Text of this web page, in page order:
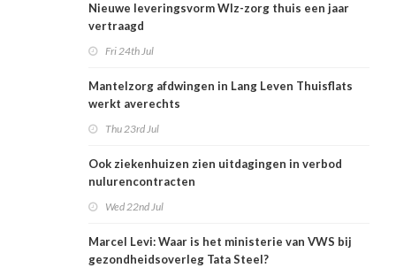
Nieuwe leveringsvorm Wlz-zorg thuis een jaar
vertraagd
Fri 24th Jul
Mantelzorg afdwingen in Lang Leven Thuisflats
werkt averechts
Thu 23rd Jul
Ook ziekenhuizen zien uitdagingen in verbod
nulurencontracten
Wed 22nd Jul
Marcel Levi: Waar is het ministerie van VWS bij
gezondheidsoverleg Tata Steel?